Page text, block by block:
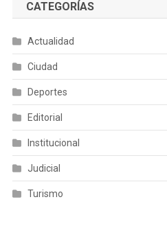
CATEGORÍAS
Actualidad
Ciudad
Deportes
Editorial
Institucional
Judicial
Turismo